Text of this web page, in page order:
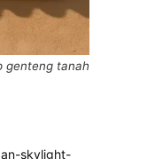
genteng tanah